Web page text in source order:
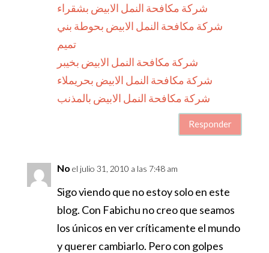
شركة مكافحة النمل الابيض بشقراء
شركة مكافحة النمل الابيض بحوطة بني
تميم
شركة مكافحة النمل الابيض بخيبر
شركة مكافحة النمل الابيض بحريملاء
شركة مكافحة النمل الابيض بالمذنب
Responder
No el julio 31, 2010 a las 7:48 am
Sigo viendo que no estoy solo en este
blog. Con Fabichu no creo que seamos
los únicos en ver críticamente el mundo
y querer cambiarlo. Pero con golpes